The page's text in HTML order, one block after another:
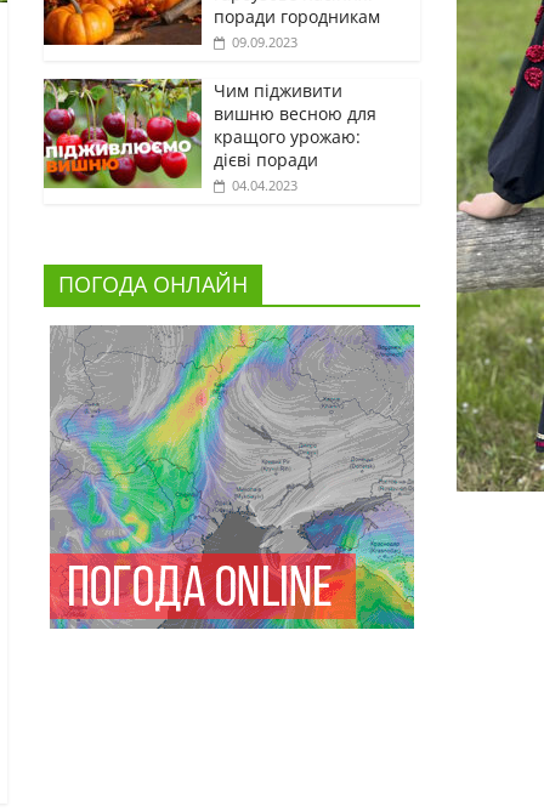
поради городникам
09.09.2023
Чим підживити
вишню весною для
кращого урожаю:
дієві поради
04.04.2023
ПОГОДА ОНЛАЙН